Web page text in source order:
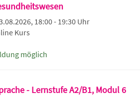
18:00 - 19:30 Uhr
Kurs
möglich
- Lernstufe A2/B1, Modul 6